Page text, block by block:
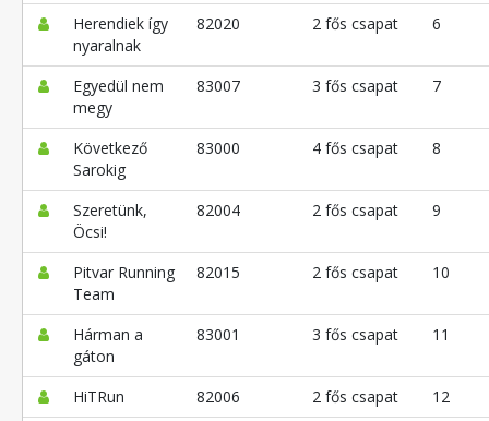
Herendiek így
nyaralnak
82020 2 fős csapat 6
Egyedül nem
megy
83007 3 fős csapat 7
Következő
Sarokig
83000 4 fős csapat 8
Szeretünk,
Öcsi!
82004 2 fős csapat 9
Pitvar Running
Team
82015 2 fős csapat 10
Hárman a
gáton
83001 3 fős csapat 11
HiTRun 82006 2 fős csapat
12